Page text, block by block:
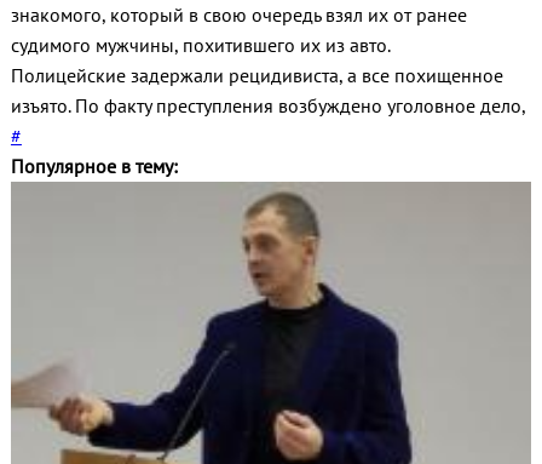
знакомого, который в свою очередь взял их от ранее
судимого мужчины, похитившего их из авто.
Полицейские задержали рецидивиста, а все похищенное
изъято. По факту преступления возбуждено уголовное дело,
#
Популярное в тему: